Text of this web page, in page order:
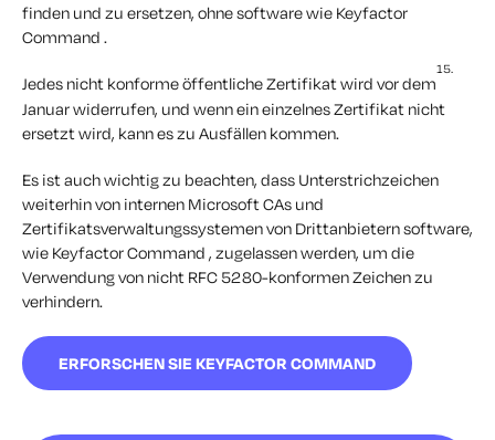
finden und zu ersetzen, ohne software wie Keyfactor
Command .
Jedes nicht konforme öffentliche Zertifikat wird vor dem
15.
Januar widerrufen, und wenn ein einzelnes Zertifikat nicht
ersetzt wird, kann es zu Ausfällen kommen.
Es ist auch wichtig zu beachten, dass Unterstrichzeichen
weiterhin von internen Microsoft CAs und
Zertifikatsverwaltungssystemen von Drittanbietern software,
wie Keyfactor Command , zugelassen werden, um die
Verwendung von nicht RFC 5280-konformen Zeichen zu
verhindern.
ERFORSCHEN SIE KEYFACTOR COMMAND